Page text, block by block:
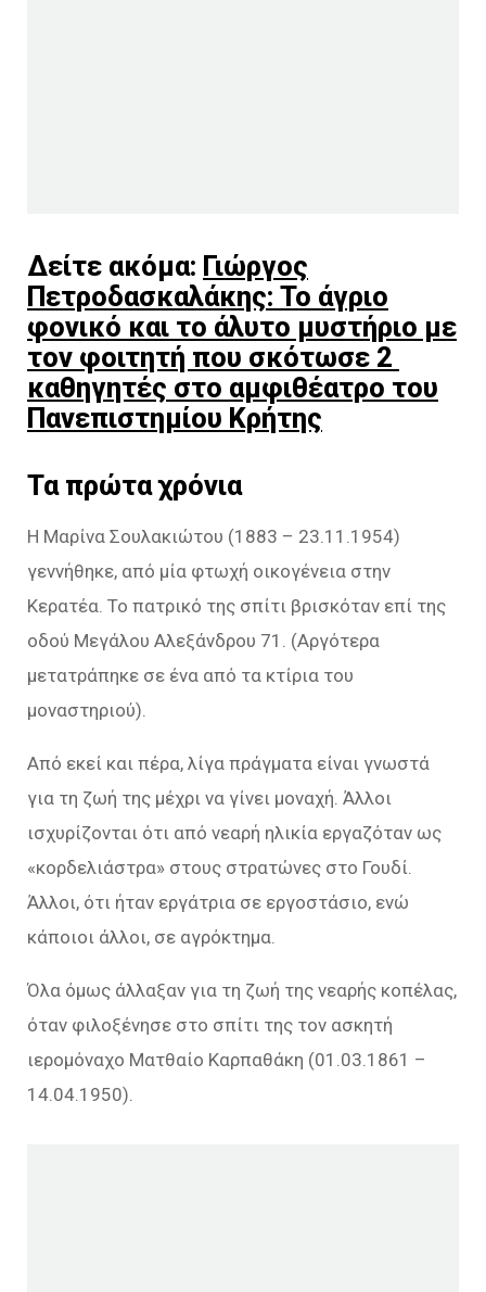
Δείτε ακόμα: Γιώργος
Πετροδασκαλάκης: Το άγριο
φονικό και το άλυτο μυστήριο με
τον φοιτητή που σκότωσε 2
καθηγητές στο αμφιθέατρο του
Πανεπιστημίου Κρήτης
Τα πρώτα χρόνια
Η Μαρίνα Σουλακιώτου (1883 – 23.11.1954)
γεννήθηκε, από μία φτωχή οικογένεια στην
Κερατέα. Το πατρικό της σπίτι βρισκόταν επί της
οδού Μεγάλου Αλεξάνδρου 71. (Αργότερα
μετατράπηκε σε ένα από τα κτίρια του
μοναστηριού).
Από εκεί και πέρα, λίγα πράγματα είναι γνωστά
για τη ζωή της μέχρι να γίνει μοναχή. Άλλοι
ισχυρίζονται ότι από νεαρή ηλικία εργαζόταν ως
«κορδελιάστρα» στους στρατώνες στο Γουδί.
Άλλοι, ότι ήταν εργάτρια σε εργοστάσιο, ενώ
κάποιοι άλλοι, σε αγρόκτημα.
Όλα όμως άλλαξαν για τη ζωή της νεαρής κοπέλας,
όταν φιλοξένησε στο σπίτι της τον ασκητή
ιερομόναχο Ματθαίο Καρπαθάκη (01.03.1861 –
14.04.1950).